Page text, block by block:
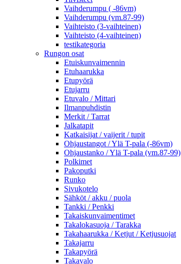
Vaihderumpu ( -86vm)
Vaihderumpu (vm.87-99)
Vaihteisto (3-vaihteinen)
Vaihteisto (4-vaihteinen)
testikategoria
Rungon osat
Etuiskunvaimennin
Etuhaarukka
Etupyörä
Etujarru
Etuvalo / Mittari
Ilmanpuhdistin
Merkit / Tarrat
Jalkatapit
Katkaisijat / vaijerit / tupit
Ohjaustangot / Ylä T-pala (-86vm)
Ohjaustanko / Ylä T-pala (vm.87-99)
Polkimet
Pakoputki
Runko
Sivukotelo
Sähköt / akku / puola
Tankki / Penkki
Takaiskunvaimentimet
Takalokasuoja / Tarakka
Takahaarukka / Ketjut / Ketjusuojat
Takajarru
Takapyörä
Takavalo